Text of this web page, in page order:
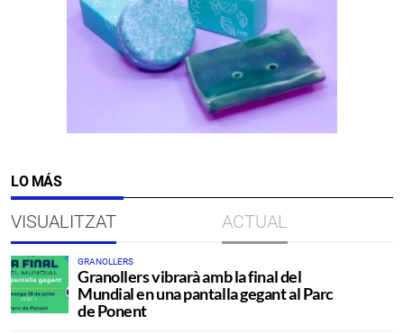
LO MÁS
VISUALITZAT ACTUAL
GRANOLLERS
Granollers vibrarà amb la final del
Mundial en una pantalla gegant al Parc
de Ponent